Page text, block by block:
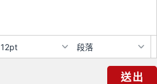
12pt 段落
送出